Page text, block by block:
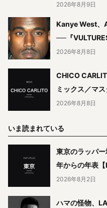
2026年8月9日
Kanye West、
──『
2026年8月8日
CHICO
ミックス／マ
2026年8月8日
いま読まれている
東京のラッパ
年からの年表【
2026年8月2日
ハマの怪物、